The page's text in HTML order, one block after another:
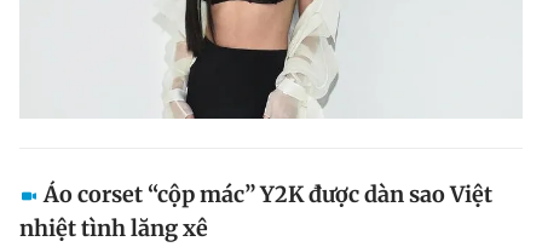
Áo corset “cộp mác” Y2K được dàn sao Việt
nhiệt tình lăng xê